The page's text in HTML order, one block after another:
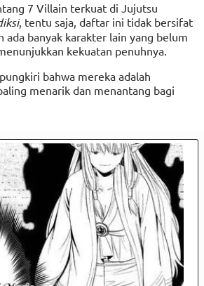
7 Villain terkuat di Jujutsu
, tentu saja, daftar ini tidak bersifat
ada banyak karakter lain yang belum
kekuatan penuhnya.
bahwa mereka adalah
menarik dan menantang bagi